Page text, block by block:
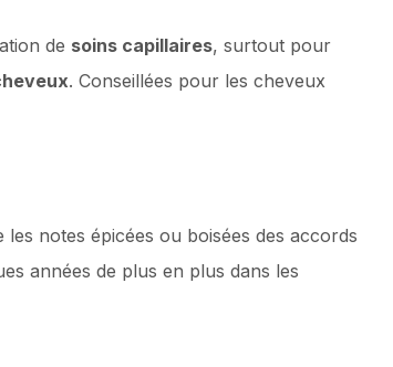
de soins capillaires, surtout pour
. Conseillées pour les cheveux
notes épicées ou boisées des accords
années de plus en plus dans les